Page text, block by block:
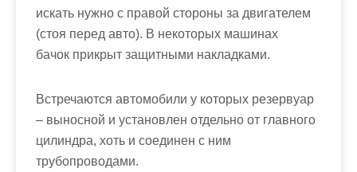
искать нужно с правой стороны за двигателем
(стоя перед авто). В некоторых машинах
бачок прикрыт защитными накладками.
Встречаются автомобили у которых резервуар
– выносной и установлен отдельно от главного
цилиндра, хоть и соединен с ним
трубопроводами.